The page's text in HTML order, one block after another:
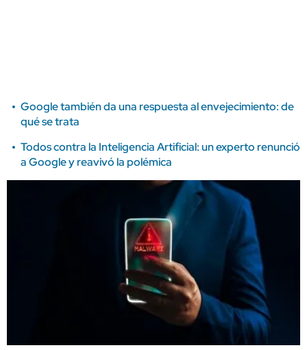
Google también da una respuesta al envejecimiento: de
qué se trata
Todos contra la Inteligencia Artificial: un experto renunció
a Google y reavivó la polémica